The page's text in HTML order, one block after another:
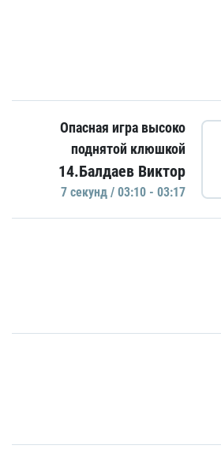
Опасная игра высоко
поднятой клюшкой
14.Балдаев Виктор
7 секунд / 03:10 - 03:17